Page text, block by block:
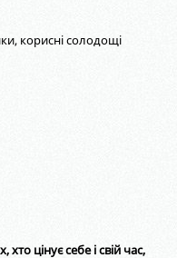
корисні солодощі
цінує себе і свій час,